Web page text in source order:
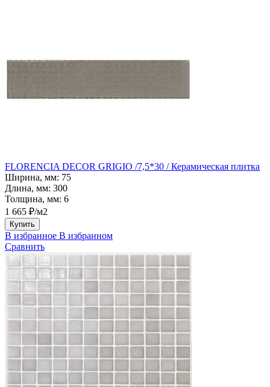
FLORENCIA DECOR GRIGIO /7,5*30 / Керамическая плитка
Ширина, мм: 75
Длина, мм: 300
Толщина, мм: 6
1 665 ₽/м2
Купить
В избранное В избранном
Сравнить